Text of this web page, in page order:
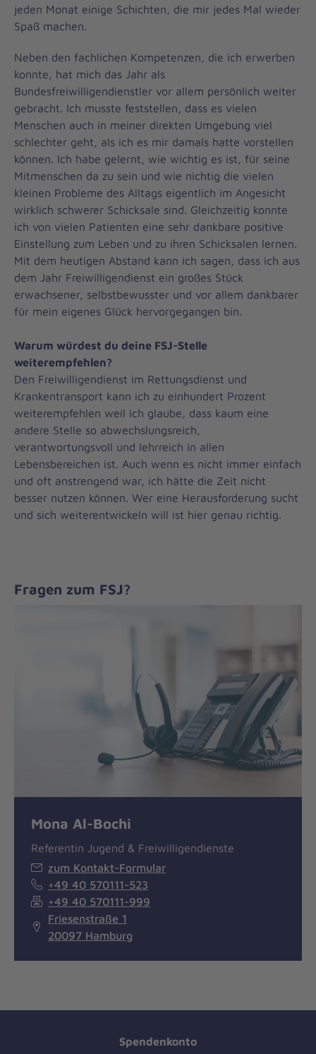
jeden Monat einige Schichten, die mir jedes Mal wieder
Spaß machen.
Neben den fachlichen Kompetenzen, die ich erwerben
konnte, hat mich das Jahr als
Bundesfreiwilligendienstler vor allem persönlich weiter
gebracht. Ich musste feststellen, dass es vielen
Menschen auch in meiner direkten Umgebung viel
schlechter geht, als ich es mir damals hatte vorstellen
können. Ich habe gelernt, wie wichtig es ist, für seine
Mitmenschen da zu sein und wie nichtig die vielen
kleinen Probleme des Alltags eigentlich im Angesicht
wirklich schwerer Schicksale sind. Gleichzeitig konnte
ich von vielen Patienten eine sehr dankbare positive
Einstellung zum Leben und zu ihren Schicksalen lernen.
Mit dem heutigen Abstand kann ich sagen, dass ich aus
dem Jahr Freiwilligendienst ein großes Stück
erwachsener, selbstbewusster und vor allem dankbarer
für mein eigenes Glück hervorgegangen bin.
Warum würdest du deine FSJ-Stelle
weiterempfehlen?
Den Freiwilligendienst im Rettungsdienst und
Krankentransport kann ich zu einhundert Prozent
weiterempfehlen weil ich glaube, dass kaum eine
andere Stelle so abwechslungsreich,
verantwortungsvoll und lehrreich in allen
Lebensbereichen ist. Auch wenn es nicht immer einfach
und oft anstrengend war, ich hätte die Zeit nicht
besser nutzen können. Wer eine Herausforderung sucht
und sich weiterentwickeln will ist hier genau richtig.
Fragen zum FSJ?
Mona Al-Bochi
Referentin Jugend & Freiwilligendienste
zum Kontakt-Formular
+49 40 570111-523
+49 40 570111-999
Friesenstraße 1
20097 Hamburg
Spendenkonto